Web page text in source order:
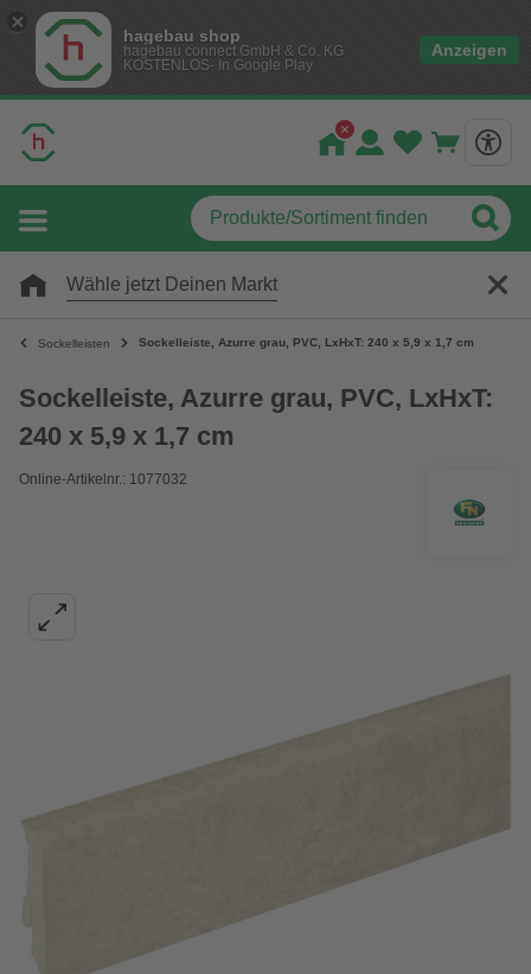
hagebau shop
hagebau connect GmbH & Co. KG
KOSTENLOS- In Google Play
Anzeigen
Wähle jetzt Deinen Markt
Sockelleisten Sockelleiste, Azurre grau, PVC, LxHxT: 240 x 5,9 x 1,7 cm
Sockelleiste, Azurre grau, PVC, LxHxT:
240 x 5,9 x 1,7 cm
Online-Artikelnr.: 1077032